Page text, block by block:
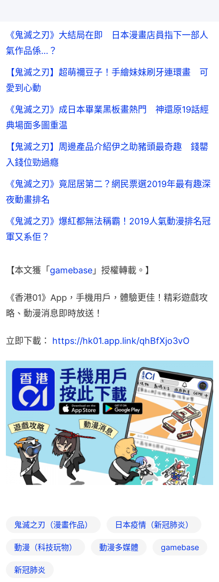
《鬼滅之刃》大結局在即 日本漫畫店員指下一部人
氣作品係…？
【鬼滅之刃】超萌禰豆子！手繪妹妹刷牙連環畫 可
愛到心動
《鬼滅之刃》成日本畢業黑板畫熱門 神還原19話經
典場面多圖重温
【鬼滅之刃】周邊產品介紹伊之助豬頭最奇趣 錢罌
入錢位勁過癮
《鬼滅之刃》竟屈居第二？網民票選2019年最有趣深
夜動畫排名
《鬼滅之刃》爆紅都無法稱霸！2019人氣動漫排名冠
軍又系佢？
【本文獲「gamebase 」授權轉載。】
《香港01》App，手機用戶，體驗更佳！精彩遊戲攻
略、動漫消息即時放送！
立即下載： https://hk01.app.link/qhBfXjo3vO
鬼滅之刃（漫畫作品） 日本疫情（新冠肺炎）
動漫（科技玩物） 動漫多媒體 gamebase
新冠肺炎